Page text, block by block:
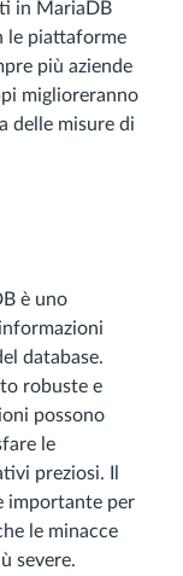
in MariaDB
le piattaforme
più aziende
miglioreranno
delle misure di
è uno
database.
robuste e
possono
le
preziosi. Il
importante per
le minacce
severe.